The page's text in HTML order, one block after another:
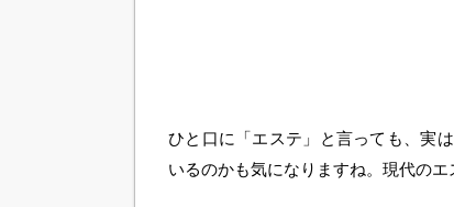
ひと口に「エステ」と言っても、実
いるのかも気になりますね。現代のエ